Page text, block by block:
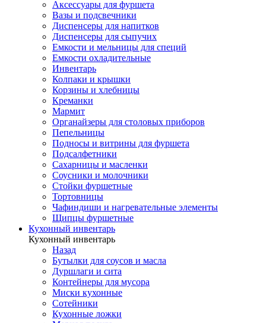
Аксессуары для фуршета
Вазы и подсвечники
Диспенсеры для напитков
Диспенсеры для сыпучих
Емкости и мельницы для специй
Емкости охладительные
Инвентарь
Колпаки и крышки
Корзины и хлебницы
Креманки
Мармит
Органайзеры для столовых приборов
Пепельницы
Подносы и витрины для фуршета
Подсалфетники
Сахарницы и масленки
Соусники и молочники
Стойки фуршетные
Тортовницы
Чафиндиши и нагревательные элементы
Щипцы фуршетные
Кухонный инвентарь
Кухонный инвентарь
Назад
Бутылки для соусов и масла
Дуршлаги и сита
Контейнеры для мусора
Миски кухонные
Сотейники
Кухонные ложки